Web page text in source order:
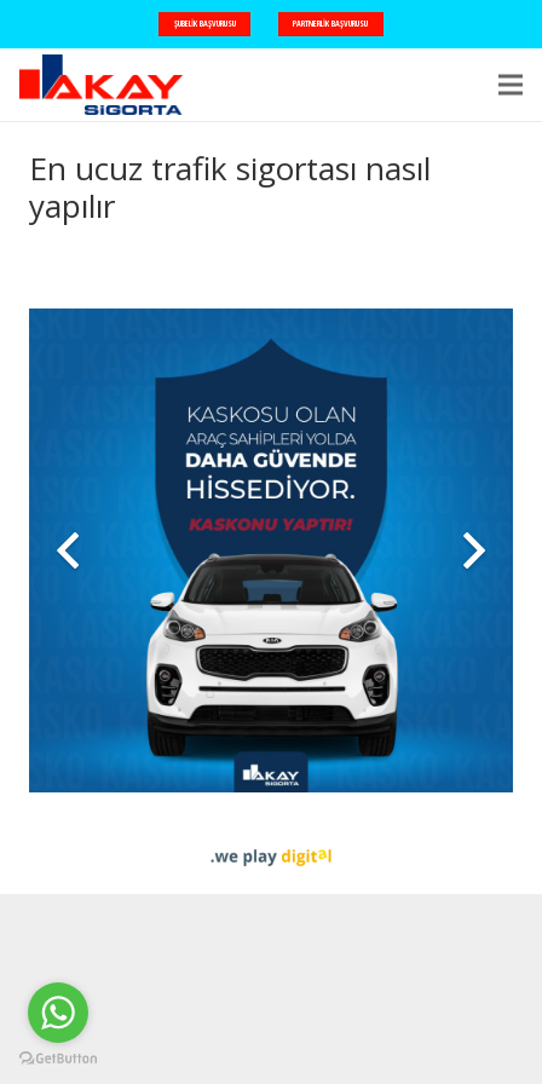
ŞUBELIK BAŞVURUSU PARTNERLIK BAŞVURUSU
En ucuz trafik sigortası nasıl
yapılır